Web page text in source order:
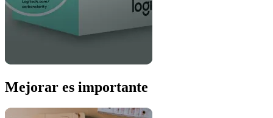
Mejorar es importante